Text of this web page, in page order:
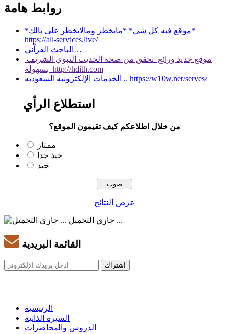
روابط هامة
*موقع فيه كل شي* *مايخطر ومالايخطر على بالك*
https://all-services.live/
الباحث القرآني…
موقع جديد ورائع تحقق من صحة الحديث النبوي الشريف
بسهولة http://hdith.com
الخدمات الإلكترونيه السعوديه .. https://w10w.net/serves/
استطلاع الرأي
من خلال اطلاعكم كيف تقيمون الموقع؟
ممتاز
جيد جدا
جيد
عرض النتائج
جاري التحميل ...
القائمة البريدية
الرئيسية
السيرة الذاتية
الدروس والمحاضرات